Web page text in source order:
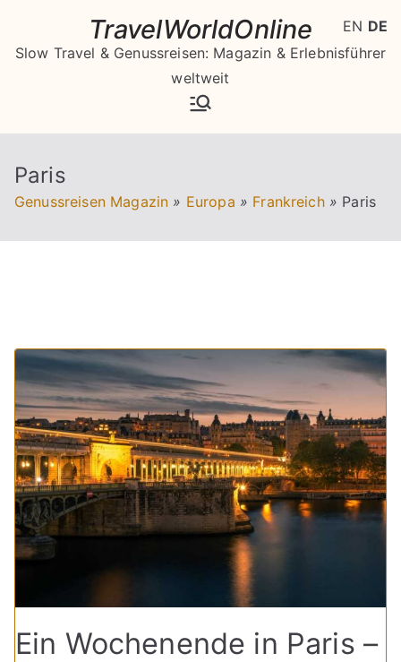
springen
TravelWorldOnline
Slow Travel & Genussreisen: Magazin & Erlebnisführer
weltweit
Paris
Genussreisen Magazin » Europa » Frankreich » Paris
Ein Wochenende in Paris –
EN DE